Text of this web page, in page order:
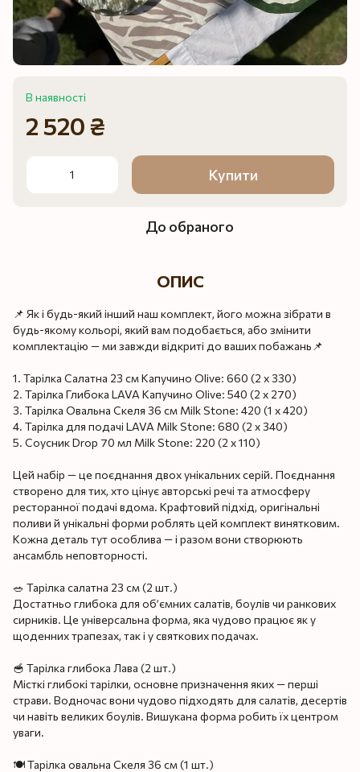
В наявності
2 520 ₴
Купити
До обраного
ОПИС
📌 Як і будь-який інший наш комплект, його можна зібрати в
будь-якому кольорі, який вам подобається, або змінити
комплектацію — ми завжди відкриті до ваших побажань📌
1. Тарілка Салатна 23 см Капучино Olive: 660 (2 x 330)
2. Тарілка Глибока LAVA Капучино Olive: 540 (2 x 270)
3. Тарілка Овальна Скеля 36 см Milk Stone: 420 (1 x 420)
4. Тарілка для подачі LAVA Milk Stone: 680 (2 x 340)
5. Соусник Drop 70 мл Milk Stone: 220 (2 x 110)
Цей набір — це поєднання двох унікальних серій. Поєднання
створено для тих, хто цінує авторські речі та атмосферу
ресторанної подачі вдома. Крафтовий підхід, оригінальні
поливи й унікальні форми роблять цей комплект винятковим.
Кожна деталь тут особлива — і разом вони створюють
ансамбль неповторності.
🥗 Тарілка салатна 23 см (2 шт.)
Достатньо глибока для об’ємних салатів, боулів чи ранкових
сирників. Це універсальна форма, яка чудово працює як у
щоденних трапезах, так і у святкових подачах.
🥣 Тарілка глибока Лава (2 шт.)
Місткі глибокі тарілки, основне призначення яких — перші
страви. Водночас вони чудово підходять для салатів, десертів
чи навіть великих боулів. Вишукана форма робить їх центром
уваги.
🍽 Тарілка овальна Скеля 36 см (1 шт.)